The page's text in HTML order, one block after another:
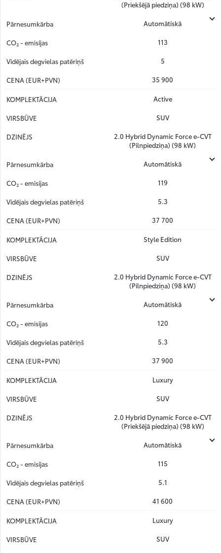
(Priekšējā piedziņa) (98 kW)
Automātiskā
113
5
35 900
Active
SUV
2.0 Hybrid Dynamic Force e-CVT
(Pilnpiedziņa) (98 kW)
Automātiskā
119
5.3
37 700
Style Edition
SUV
2.0 Hybrid Dynamic Force e-CVT
(Pilnpiedziņa) (98 kW)
Automātiskā
120
5.3
37 900
Luxury
SUV
2.0 Hybrid Dynamic Force e-CVT
(Priekšējā piedziņa) (98 kW)
Automātiskā
115
5.1
41 600
Luxury
SUV